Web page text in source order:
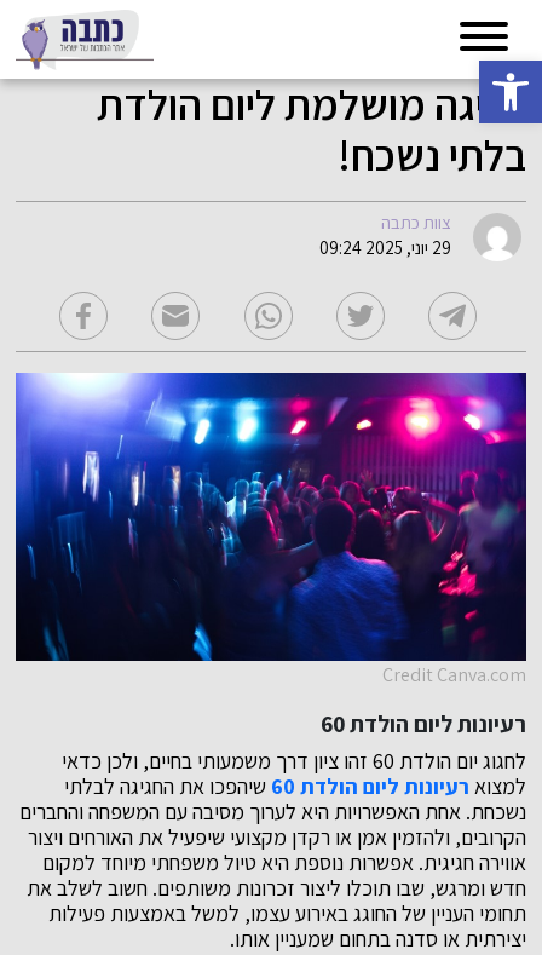
פתח סרגל נגישות
חגיגה מושלמת ליום הולדת
בלתי נשכח!
צוות כתבה
29 יוני, 2025 09:24
Credit Canva.com
רעיונות ליום הולדת 60
לחגוג יום הולדת 60 זהו ציון דרך משמעותי בחיים, ולכן כדאי
למצוא רעיונות ליום הולדת 60
שיהפכו את החגיגה לבלתי
נשכחת. אחת האפשרויות היא לערוך מסיבה עם המשפחה והחברים
הקרובים, ולהזמין אמן או רקדן מקצועי שיפעיל את האורחים ויצור
אווירה חגיגית. אפשרות נוספת היא טיול משפחתי מיוחד למקום
חדש ומרגש, שבו תוכלו ליצור זכרונות משותפים. חשוב לשלב את
תחומי העניין של החוגג באירוע עצמו, למשל באמצעות פעילות
יצירתית או סדנה בתחום שמעניין אותו.